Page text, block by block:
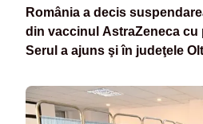
România a decis
din vaccinul AstraZeneca cu
Serul a ajuns şi în judeţele